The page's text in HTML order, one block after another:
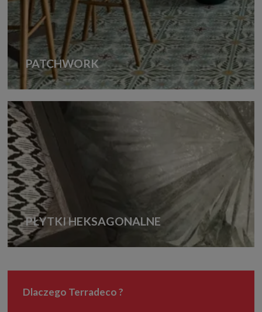
PATCHWORK
PŁYTKI HEKSAGONALNE
Dlaczego Terradeco ?